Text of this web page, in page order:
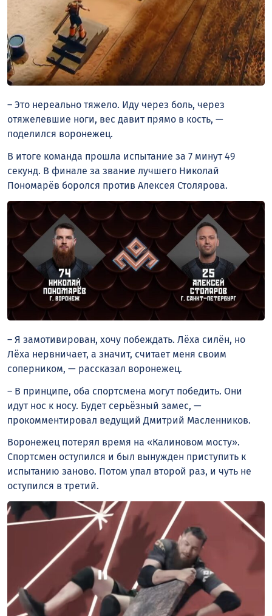
– Это нереально тяжело. Иду через боль, через
отяжелевшие ноги, вес давит прямо в кость, —
поделился воронежец.
В итоге команда прошла испытание за 7 минут 49
секунд. В финале за звание лучшего Николай
Пономарёв боролся против Алексея Столярова.
– Я замотивирован, хочу побеждать. Лёха силён, но
Лёха нервничает, а значит, считает меня своим
соперником, — рассказал воронежец.
– В принципе, оба спортсмена могут победить. Они
идут нос к носу. Будет серьёзный замес, —
прокомментировал ведущий Дмитрий Масленников.
Воронежец потерял время на «Калиновом мосту».
Спортсмен оступился и был вынужден приступить к
испытанию заново. Потом упал второй раз, и чуть не
оступился в третий.